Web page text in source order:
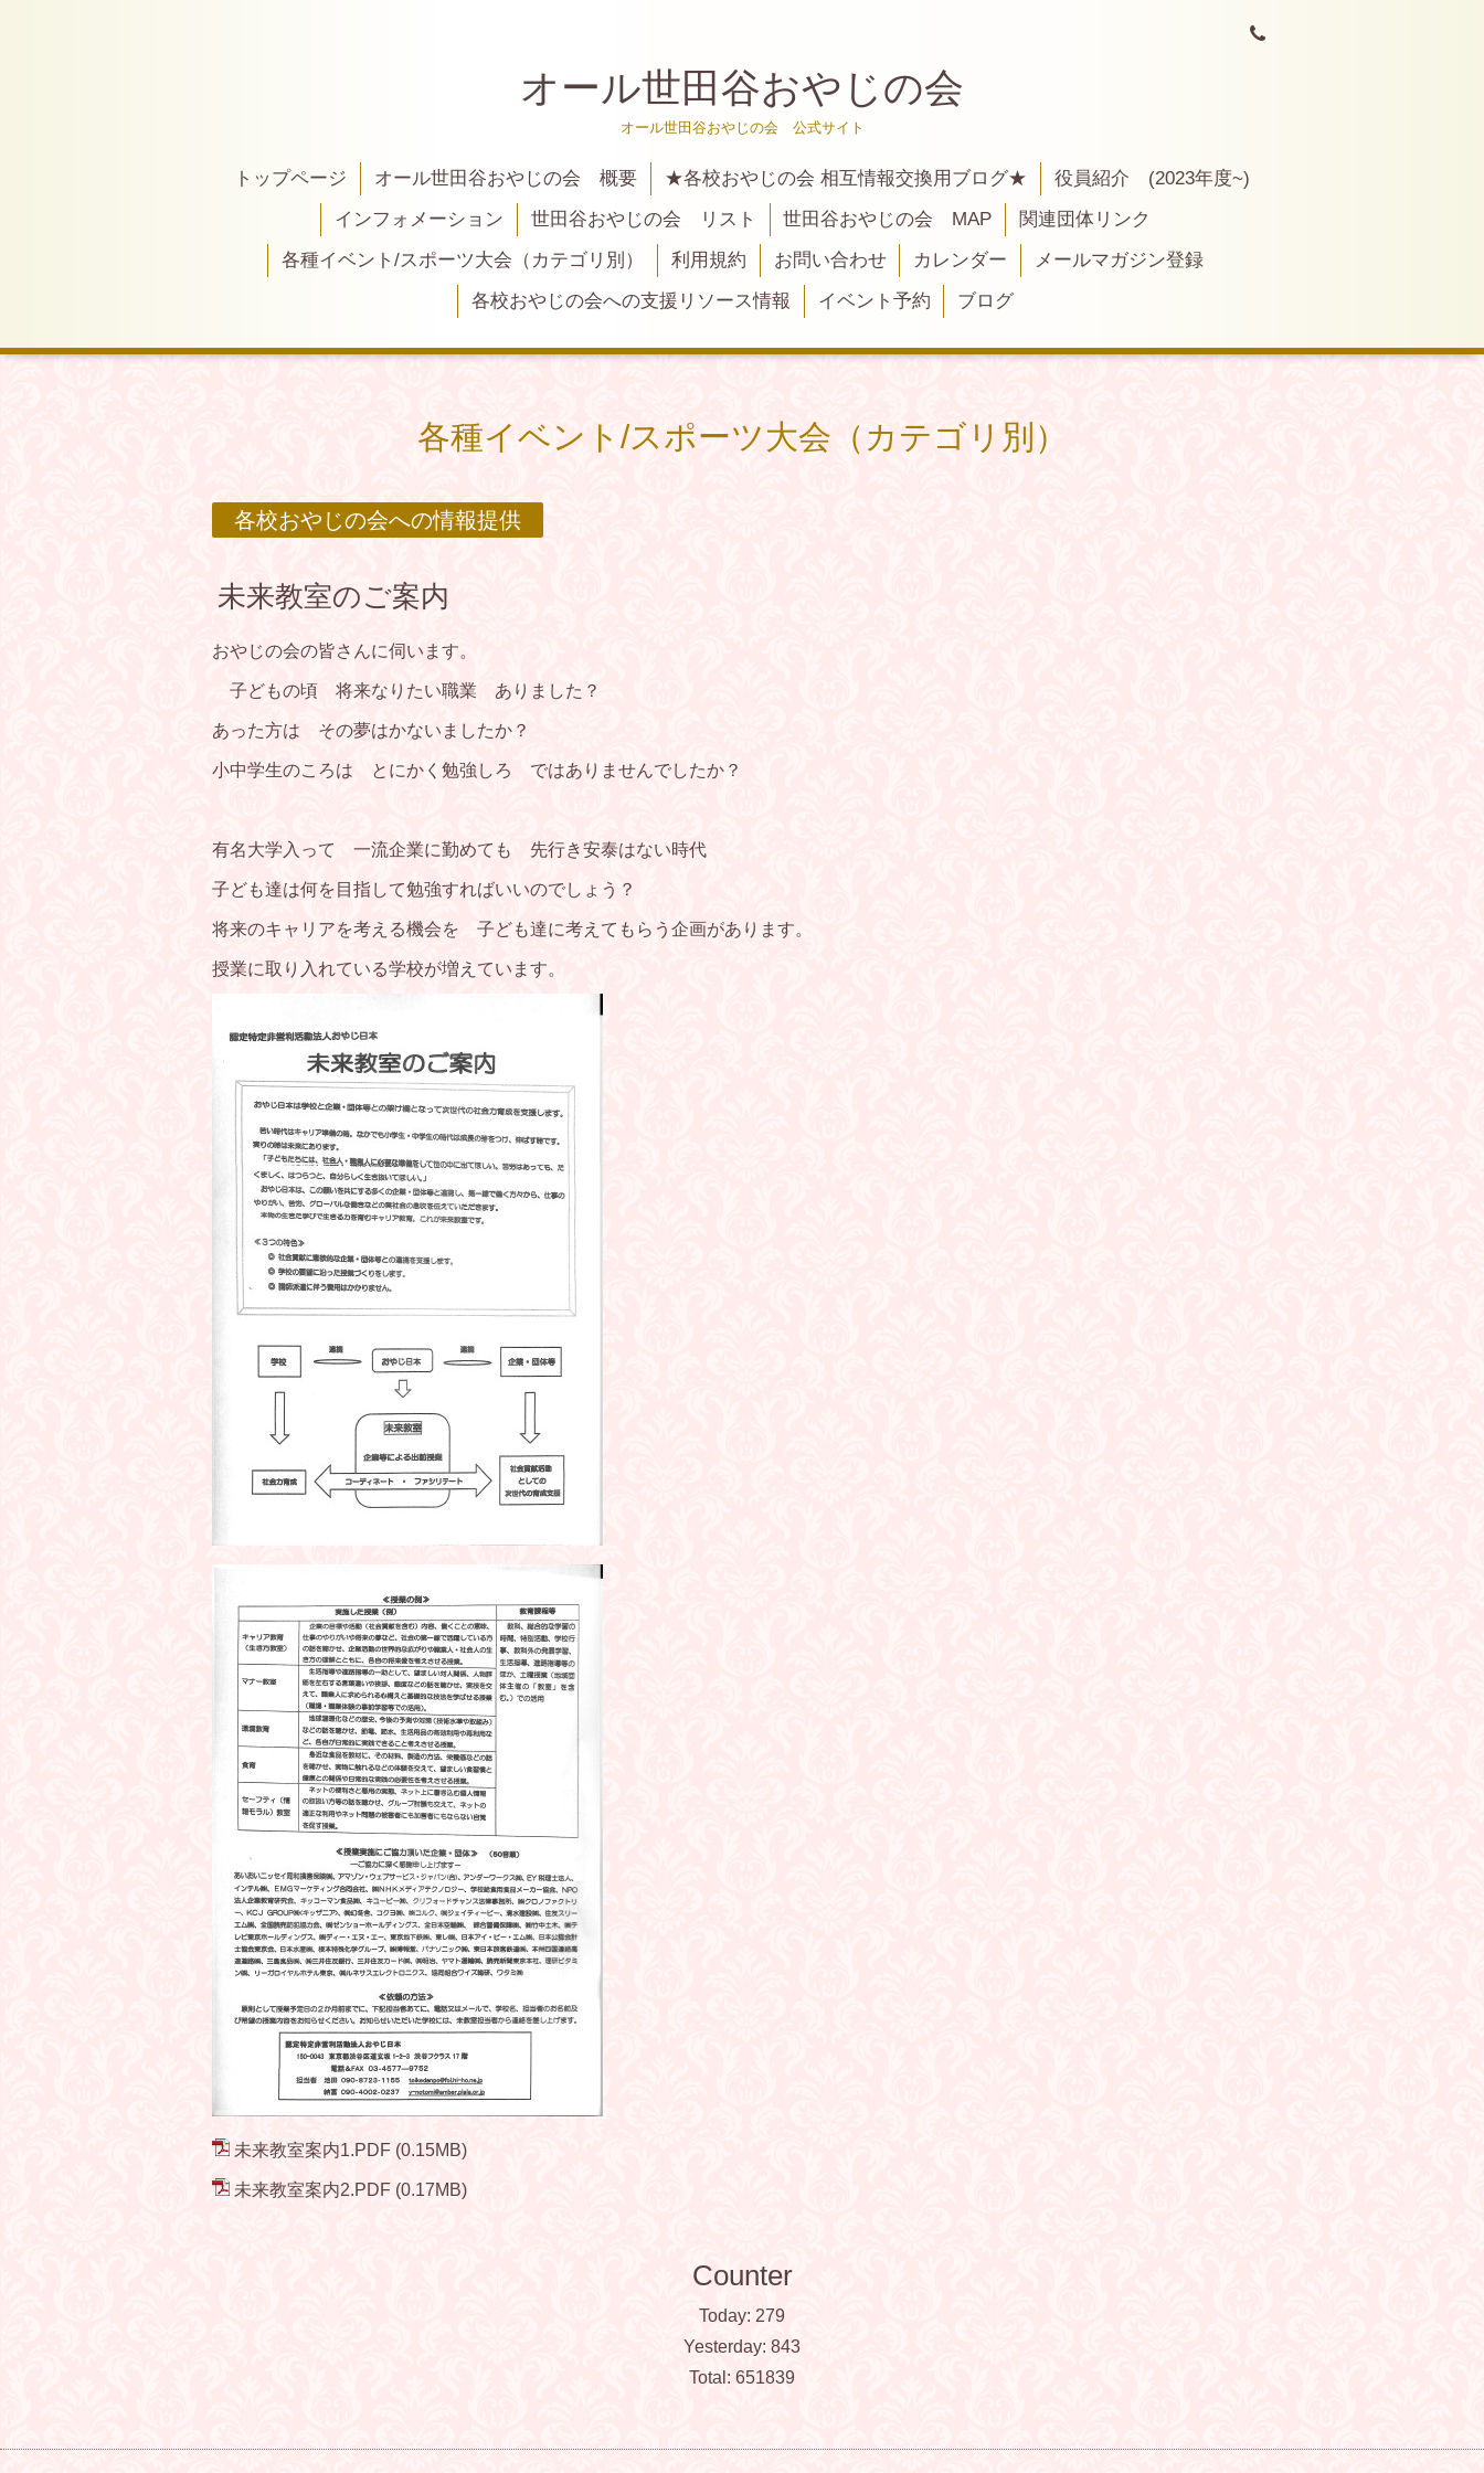
オール世田谷おやじの会
オール世田谷おやじの会 公式サイト
トップページ オール世田谷おやじの会 概要 ★各校おやじの会 相互情報交換用ブログ★
役員紹介 (2023年度~)
インフォメーション
世田谷おやじの会 リスト 世田谷おやじの会 MAP
関連団体リンク
各種イベント/スポーツ大会（カテゴリ別）
利用規約 お問い合わせ カレンダー
メールマガジン登録
各校おやじの会への支援リソース情報
イベント予約 ブログ
各種イベント/スポーツ大会（カテゴリ別）
各校おやじの会への情報提供
未来教室のご案内
おやじの会の皆さんに伺います。
子どもの頃 将来なりたい職業 ありました？
あった方は その夢はかないましたか？
小中学生のころは とにかく勉強しろ ではありませんでしたか？
有名大学入って 一流企業に勤めても 先行き安泰はない時代
子ども達は何を目指して勉強すればいいのでしょう？
将来のキャリアを考える機会を 子ども達に考えてもらう企画があります。
授業に取り入れている学校が増えています。
未来教室案内1.PDF (0.15MB)
未来教室案内2.PDF (0.17MB)
Counter
Today: 279
Yesterday: 843
Total: 651839